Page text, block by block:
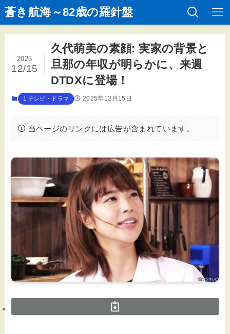
蒼き航海～82歳の羅針盤
久代萌美の素顔: 実家の背景と
旦那の年収が明らかに、来週
DTDXに登場！
2025
12/15
1 テレビ・ドラマ 2025年12月15日
当ページのリンクには広告が含まれています。